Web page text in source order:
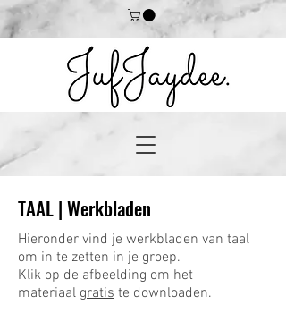
TAAL | Werkbladen
Hieronder vind je werkbladen van taal
om in te zetten in je groep.
Klik op de afbeelding om het
materiaal gratis te downloaden.